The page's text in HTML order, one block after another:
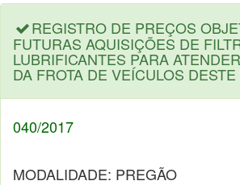
REGISTRO DE PREÇOS
FUTURAS AQUISIÇÕES DE
LUBRIFICANTES PARA
DA FROTA DE VEÍCULOS
040/2017
MODALIDADE: PREGÃO